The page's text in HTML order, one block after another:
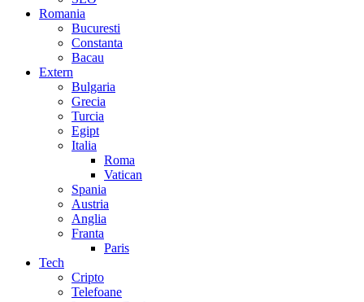
Romania
Bucuresti
Constanta
Bacau
Extern
Bulgaria
Grecia
Turcia
Egipt
Italia
Roma
Vatican
Spania
Austria
Anglia
Franta
Paris
Tech
Cripto
Telefoane